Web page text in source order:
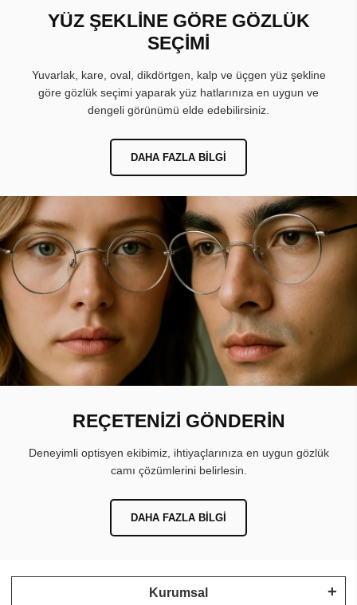
YÜZ ŞEKLİNE GÖRE GÖZLÜK
SEÇİMİ
Yuvarlak, kare, oval, dikdörtgen, kalp ve üçgen yüz şekline
göre gözlük seçimi yaparak yüz hatlarınıza en uygun ve
dengeli görünümü elde edebilirsiniz.
DAHA FAZLA BILGI
REÇETENİZİ GÖNDERİN
Deneyimli optisyen ekibimiz, ihtiyaçlarınıza en uygun gözlük
camı çözümlerini belirlesin.
DAHA FAZLA BILGI
Kurumsal